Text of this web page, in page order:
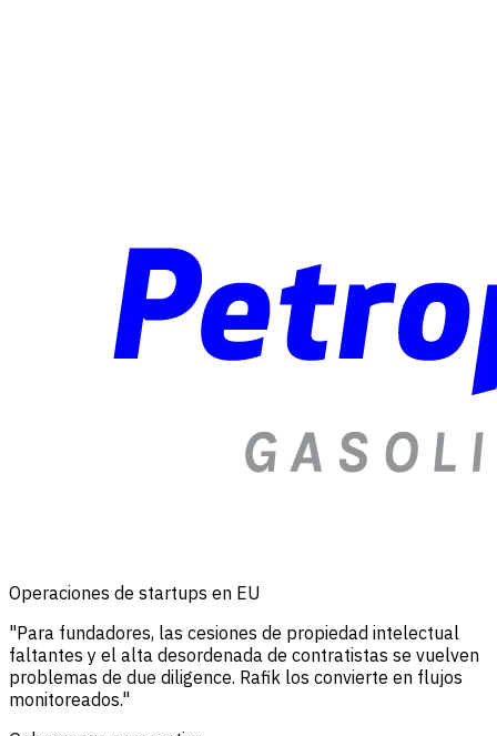
Operaciones de startups en EU
"Para fundadores, las cesiones de propiedad intelectual
faltantes y el alta desordenada de contratistas se vuelven
problemas de due diligence. Rafik los convierte en flujos
monitoreados."